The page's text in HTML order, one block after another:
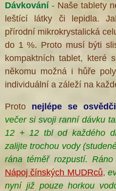
Dávkování - Naše tablety
leštící látky či lepidla.
přírodní mikrokrystalická
do 1 %. Proto musí býti
kompaktních tablet, které
někomu možná i hůře
individuální a záleží na
Proto nejlépe se
večer si svoji ranní dávku
12 + 12 tbl od každého
zalijte trochou vody
rána téměř rozpustí.
Nápoj čínských MUDRců,
nyní již pouze horkou